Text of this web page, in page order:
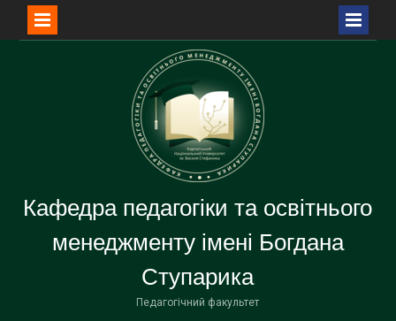
Кафедра педагогіки та освітнього
менеджменту імені Богдана
Ступарика
Педагогічний факультет